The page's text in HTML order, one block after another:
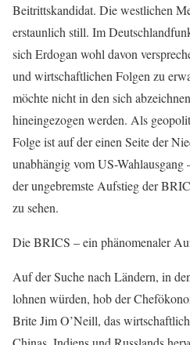
Beitrittskandidat. Die westlichen
erstaunlich still. Im
sich Erdogan wohl davon
und wirtschaftlichen Folgen zu
möchte nicht in den sich
hineingezogen werden. Als
Folge ist auf der einen Seite der
unabhängig vom US-Wahlausgang
der ungebremste Aufstieg der
zu sehen.
Die BRICS – ein phänomenaler
Auf der Suche nach Ländern, in
lohnen würden, hob der
Brite Jim O’Neill, das